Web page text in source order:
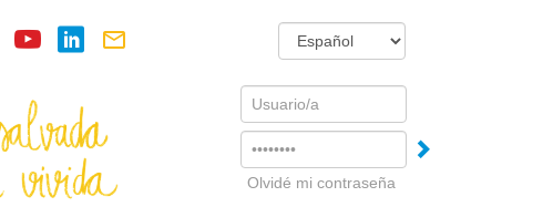
Username
Olvidé mi contraseña